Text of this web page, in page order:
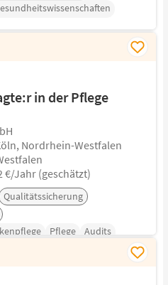
in der Pflege
Nordrhein-Westfalen
€/Jahr (geschätzt)
Qualitätssicherung
Pflege
Audits